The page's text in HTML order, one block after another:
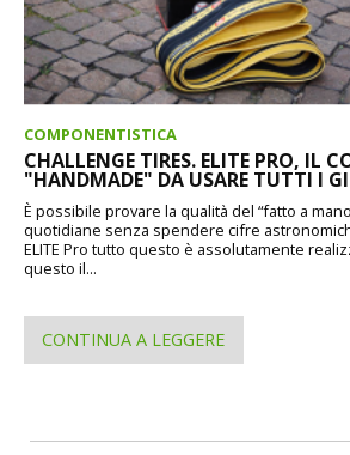
COMPONENTISTICA
CHALLENGE TIRES. ELITE PRO, IL
"HANDMADE" DA USARE TUTTI I
È possibile provare la qualità del “fatto a
quotidiane senza spendere cifre
ELITE Pro tutto questo è assolutamente
questo il...
CONTINUA A LEGGERE